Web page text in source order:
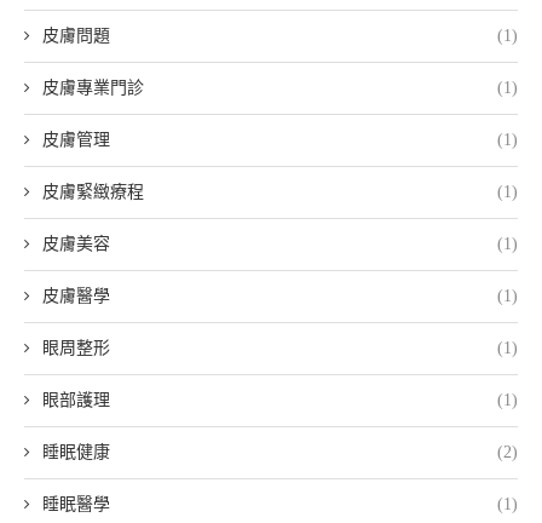
皮膚問題 (1)
皮膚專業門診 (1)
皮膚管理 (1)
皮膚緊緻療程 (1)
皮膚美容 (1)
皮膚醫學 (1)
眼周整形 (1)
眼部護理 (1)
睡眠健康 (2)
睡眠醫學 (1)